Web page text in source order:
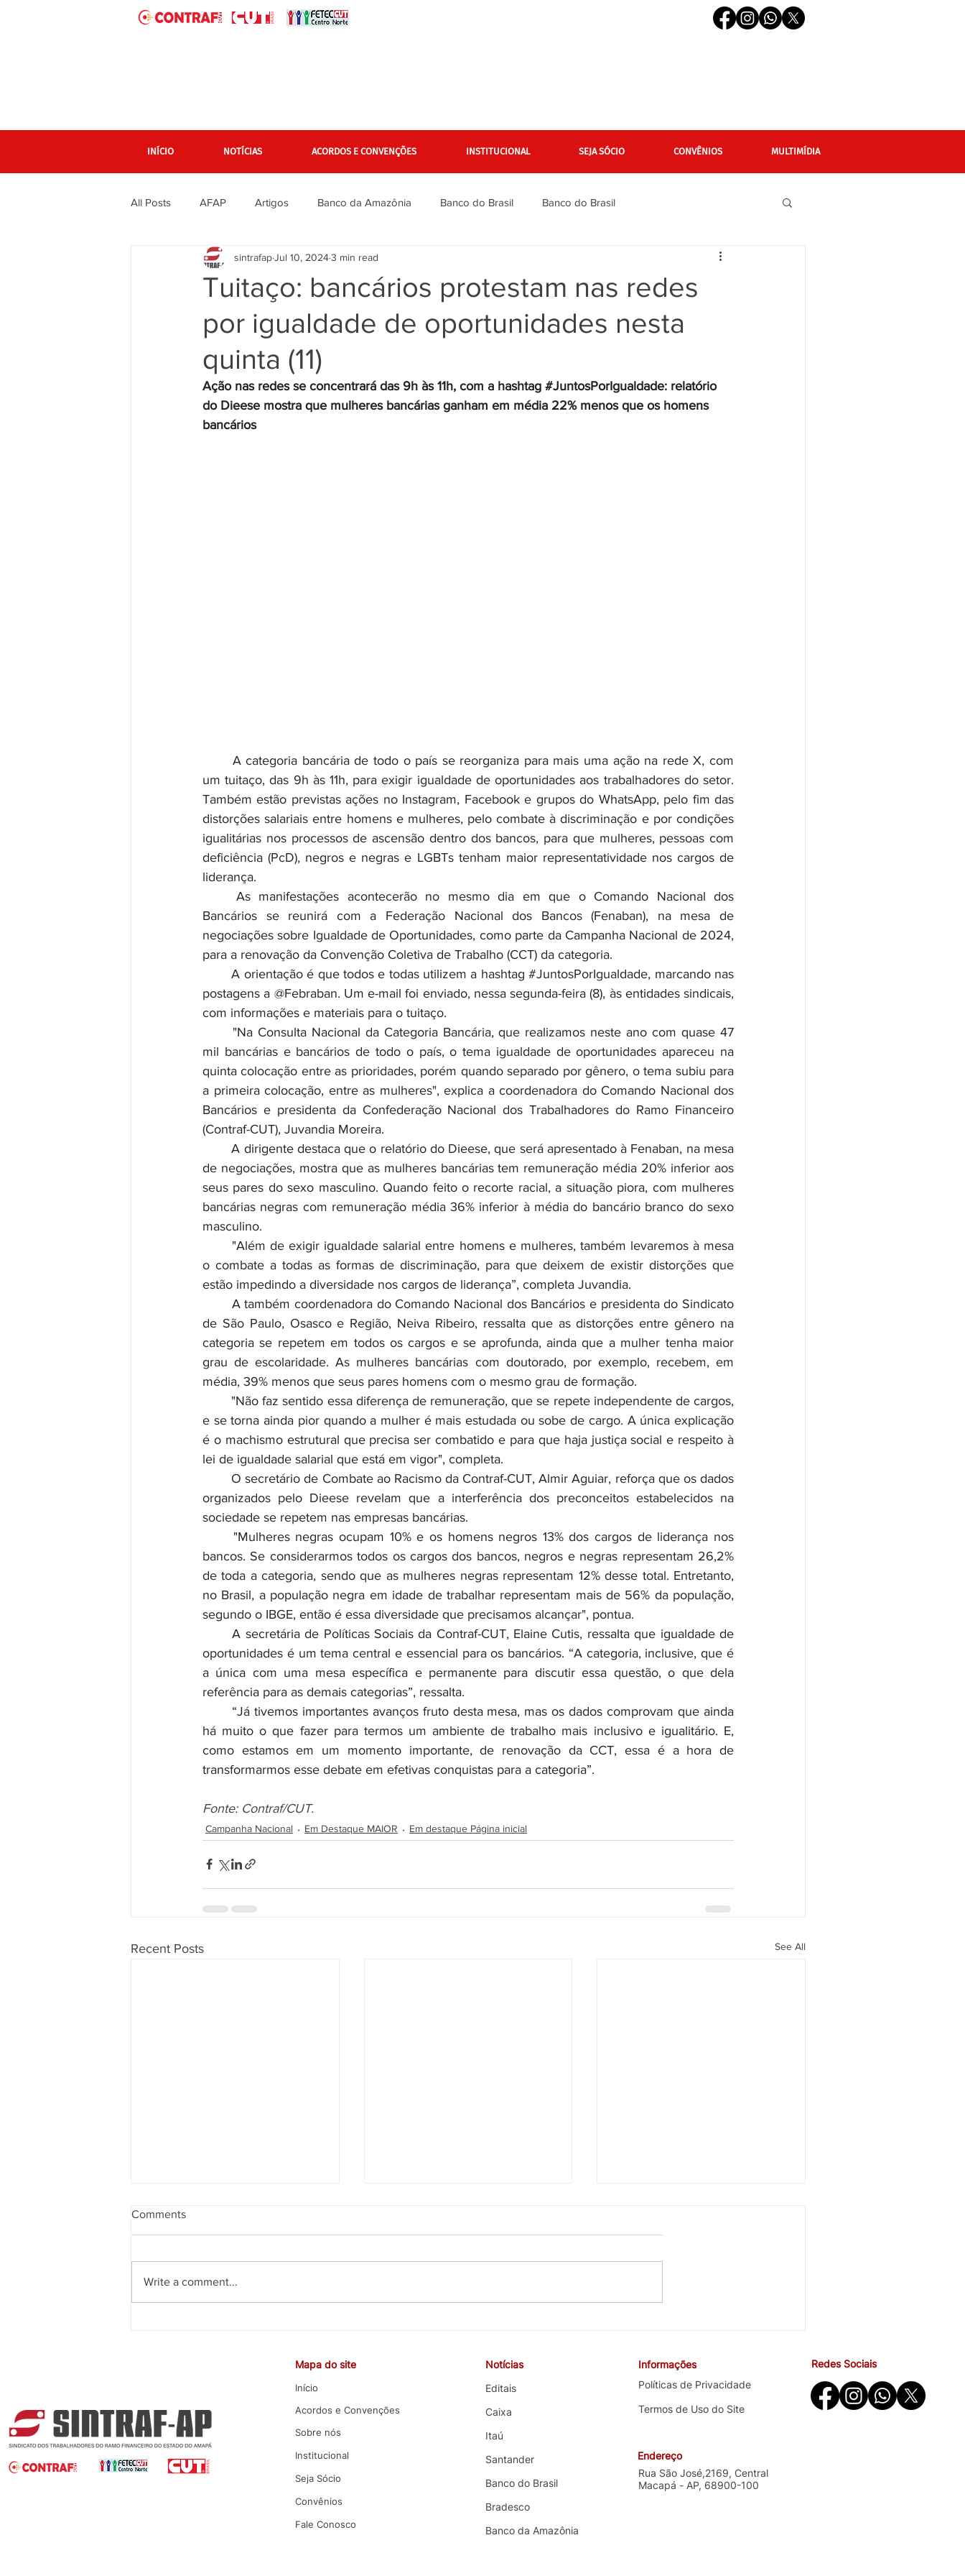
INÍCIO NOTÍCIAS ACORDOS E CONVENÇÕES INSTITUCIONAL SEJA SÓCIO CONVÊNIOS MULTIMÍDIA
All Posts AFAP Artigos Banco da Amazônia Banco do Brasil Banco do Brasil
banner grande pagina inicial Bradesco Editais
Em destaque Página inicial Financiários Gerais Itaú Itaú Unibanco Jurídico LGBTQIAPN+
Movimento Sindical Mulheres
Vídeos
Tuitaço: bancários protestam nas redes
por igualdade de oportunidades nesta
quinta (11)
sintrafapJul 10, 20243 min read
Ação nas redes se concentrará das 9h às 11h, com a hashtag #JuntosPorIgualdade: relatório
do Dieese mostra que mulheres bancárias ganham em média 22% menos que os homens
bancários
um tuitaço, das 9h às 11h, para exigir igualdade de oportunidades aos trabalhadores do setor.
Também estão previstas ações no Instagram, Facebook e grupos do WhatsApp, pelo fim das
distorções salariais entre homens e mulheres, pelo combate à discriminação e por condições
igualitárias nos processos de ascensão dentro dos bancos, para que mulheres, pessoas com
deficiência (PcD), negros e negras e LGBTs tenham maior representatividade nos cargos de
liderança.
Bancários se reunirá com a Federação Nacional dos Bancos (Fenaban), na mesa de
negociações sobre Igualdade de Oportunidades, como parte da Campanha Nacional de 2024,
para a renovação da Convenção Coletiva de Trabalho (CCT) da categoria.
	A orientação é que todos e todas utilizem a hashtag
#JuntosPorIgualdade, marcando nas
postagens a @Febraban. Um e-mail foi enviado, nessa segunda-feira (8), às entidades sindicais,
com informações e materiais para o tuitaço.
mil bancárias e bancários de todo o país, o tema igualdade de oportunidades apareceu na
quinta colocação entre as prioridades, porém quando separado por gênero, o tema subiu para
a primeira colocação, entre as mulheres", explica a coordenadora do Comando Nacional dos
Bancários e presidenta da Confederação Nacional dos Trabalhadores do Ramo Financeiro
(Contraf-CUT), Juvandia Moreira.
	A dirigente destaca que o relatório do Dieese, que será apresentado à Fenaban, na mesa
de negociações, mostra que as mulheres bancárias tem remuneração média 20% inferior aos
seus pares do sexo masculino. Quando feito o recorte racial, a situação piora, com mulheres
bancárias negras com remuneração média 36% inferior à média do bancário branco do sexo
masculino.
o combate a todas as formas de discriminação, para que deixem de existir distorções que
estão impedindo a diversidade nos cargos de liderança”, completa Juvandia.
de São Paulo, Osasco e Região, Neiva Ribeiro, ressalta que as distorções entre gênero na
categoria se repetem em todos os cargos e se aprofunda, ainda que a mulher tenha maior
grau de escolaridade. As mulheres bancárias com doutorado, por exemplo, recebem, em
média, 39% menos que seus pares homens com o mesmo grau de formação.
e se torna ainda pior quando a mulher é mais estudada ou sobe de cargo. A única explicação
é o machismo estrutural que precisa ser combatido e para que haja justiça social e respeito à
lei de igualdade salarial que está em vigor", completa.
organizados pelo Dieese revelam que a interferência dos preconceitos estabelecidos na
sociedade se repetem nas empresas bancárias.
bancos. Se considerarmos todos os cargos dos bancos, negros e negras representam 26,2%
de toda a categoria, sendo que as mulheres negras representam 12% desse total. Entretanto,
no Brasil, a população negra em idade de trabalhar representam mais de 56% da população,
segundo o IBGE, então é essa diversidade que precisamos alcançar", pontua.
	A secretária de Políticas Sociais da Contraf-CUT, Elaine Cutis, ressalta que igualdade de
oportunidades é um tema central e essencial para os bancários. “A categoria, inclusive, que é
a única com uma mesa específica e permanente para discutir essa questão, o que dela
referência para as demais categorias”, ressalta.
há muito o que fazer para termos um ambiente de trabalho mais inclusivo e igualitário. E,
como estamos em um momento importante, de renovação da CCT, essa é a hora de
transformarmos esse debate em efetivas conquistas para a categoria”.
Fonte: Contraf/CUT.
Campanha Nacional Em Destaque MAIOR Em destaque Página inicial
Recent Posts See All
de trabalho em negociação
com o Banco do Brasil
com o Santander
Comments
Write a comment...
Mapa do site
Início
Acordos e Convenções
Sobre nós
Institucional
Seja Sócio
Convênios
Fale Conosco
Notícias
Editais
Caixa
Itaú
Santander
Banco do Brasil
Bradesco
Banco da Amazônia
Informações
Políticas de Privacidade
Termos de Uso do Site
Redes Sociais
Endereço
Rua São José,2169, Central
Macapá - AP, 68900-100